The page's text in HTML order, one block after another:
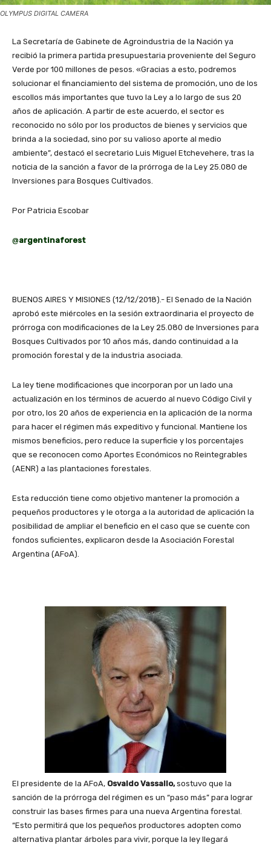
OLYMPUS DIGITAL CAMERA
La Secretaría de Gabinete de Agroindustria de la Nación ya
recibió la primera partida presupuestaria proveniente del Seguro
Verde por 100 millones de pesos. «Gracias a esto, podremos
solucionar el financiamiento del sistema de promoción, uno de los
escollos más importantes que tuvo la Ley a lo largo de sus 20
años de aplicación. A partir de este acuerdo, el sector es
reconocido no sólo por los productos de bienes y servicios que
brinda a la sociedad, sino por su valioso aporte al medio
ambiente”, destacó el secretario Luis Miguel Etchevehere, tras la
noticia de la sanción a favor de la prórroga de la Ley 25.080 de
Inversiones para Bosques Cultivados.
Por Patricia Escobar
@argentinaforest
BUENOS AIRES Y MISIONES (12/12/2018).- El Senado de la Nación
aprobó este miércoles en la sesión extraordinaria el proyecto de
prórroga con modificaciones de la Ley 25.080 de Inversiones para
Bosques Cultivados por 10 años más, dando continuidad a la
promoción forestal y de la industria asociada.
La ley tiene modificaciones que incorporan por un lado una
actualización en los términos de acuerdo al nuevo Código Civil y
por otro, los 20 años de experiencia en la aplicación de la norma
para hacer el régimen más expeditivo y funcional. Mantiene los
mismos beneficios, pero reduce la superficie y los porcentajes
que se reconocen como Aportes Económicos no Reintegrables
(AENR) a las plantaciones forestales.
Esta reducción tiene como objetivo mantener la promoción a
pequeños productores y le otorga a la autoridad de aplicación la
posibilidad de ampliar el beneficio en el caso que se cuente con
fondos suficientes, explicaron desde la Asociación Forestal
Argentina (AFoA).
El presidente de la AFoA, Osvaldo Vassallo,sostuvo que la
sanción de la prórroga del régimen es un “paso más” para lograr
construir las bases firmes para una nueva Argentina forestal.
“Esto permitirá que los pequeños productores adopten como
alternativa plantar árboles para vivir, porque la ley llegará